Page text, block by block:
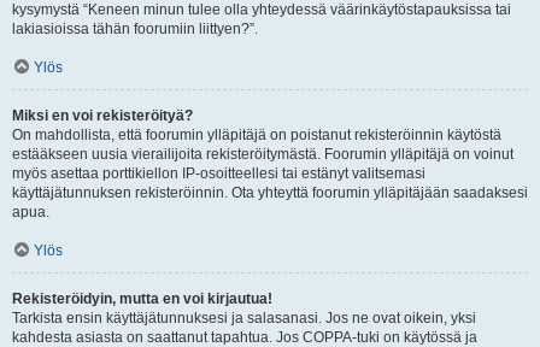
kysymystä “Keneen minun tulee olla yhteydessä väärinkäytöstapauksissa tai
lakiasioissa tähän foorumiin liittyen?”.
Ylös
Miksi en voi rekisteröityä?
On mahdollista, että foorumin ylläpitäjä on poistanut rekisteröinnin käytöstä
estääkseen uusia vierailijoita rekisteröitymästä. Foorumin ylläpitäjä on voinut
myös asettaa porttikiellon IP-osoitteellesi tai estänyt valitsemasi
käyttäjätunnuksen rekisteröinnin. Ota yhteyttä foorumin ylläpitäjään saadaksesi
apua.
Ylös
Rekisteröidyin, mutta en voi kirjautua!
Tarkista ensin käyttäjätunnuksesi ja salasanasi. Jos ne ovat oikein, yksi
kahdesta asiasta on saattanut tapahtua. Jos COPPA-tuki on käytössä ja